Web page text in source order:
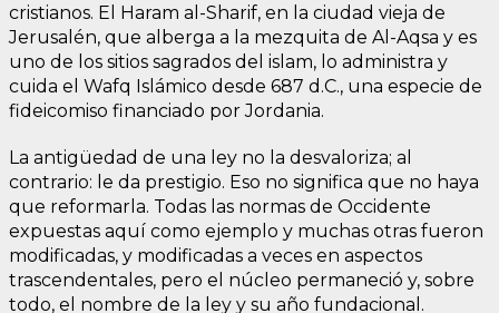
cristianos. El Haram al-Sharif, en la ciudad vieja de
Jerusalén, que alberga a la mezquita de Al-Aqsa y es
uno de los sitios sagrados del islam, lo administra y
cuida el Wafq Islámico desde 687 d.C., una especie de
fideicomiso financiado por Jordania.
La antigüedad de una ley no la desvaloriza; al
contrario: le da prestigio. Eso no significa que no haya
que reformarla. Todas las normas de Occidente
expuestas aquí como ejemplo y muchas otras fueron
modificadas, y modificadas a veces en aspectos
trascendentales, pero el núcleo permaneció y, sobre
todo, el nombre de la ley y su año fundacional.